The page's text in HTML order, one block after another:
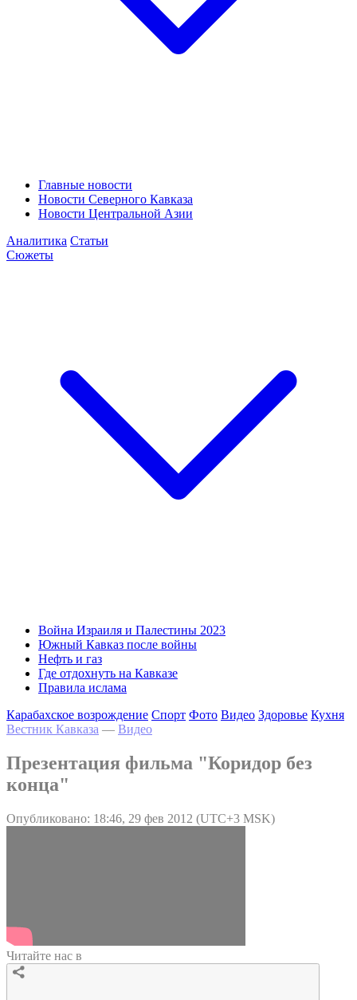
Главные новости
Новости Северного Кавказа
Новости Центральной Азии
Аналитика Статьи
Сюжеты
Война Израиля и Палестины 2023
Южный Кавказ после войны
Нефть и газ
Где отдохнуть на Кавказе
Правила ислама
Карабахское возрождение Спорт Фото Видео Здоровье Кухня
Вестник Кавказа — Видео
Презентация фильма "Коридор без
конца"
Опубликовано: 18:46, 29 фев 2012 (UTC+3 MSK)
Читайте нас в